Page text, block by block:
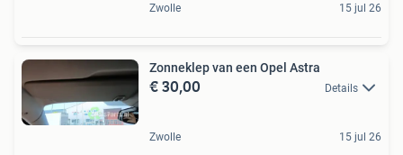
Zwolle 15 jul 26
Zonneklep van een Opel Astra
€ 30,00 Details
Zwolle 15 jul 26